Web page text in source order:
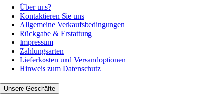
Über uns?
Kontaktieren Sie uns
Allgemeine Verkaufsbedingungen
Rückgabe & Erstattung
Impressum
Zahlungsarten
Lieferkosten und Versandoptionen
Hinweis zum Datenschutz
Unsere Geschäfte